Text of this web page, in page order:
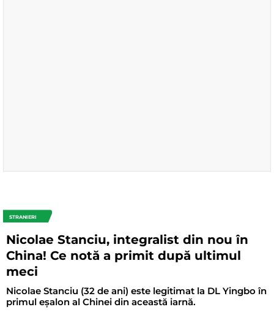
STRANIERI
Nicolae Stanciu, integralist din nou în
China! Ce notă a primit după ultimul
meci
Nicolae Stanciu (32 de ani) este legitimat la DL Yingbo în
primul eșalon al Chinei din această iarnă.